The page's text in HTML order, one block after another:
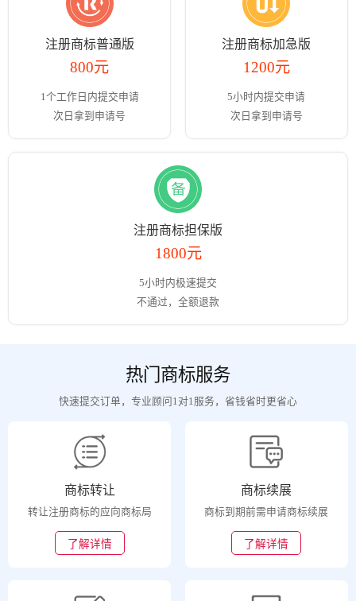
注册商标普通版
800元
1个工作日内提交申请
次日拿到申请号
注册商标加急版
1200元
5小时内提交申请
次日拿到申请号
注册商标担保版
1800元
5小时内极速提交
不通过，全额退款
热门商标服务
快速提交订单，专业顾问1对1服务，省钱省时更省心
商标转让
转让注册商标的应向商标局
了解详情
商标续展
商标到期前需申请商标续展
了解详情